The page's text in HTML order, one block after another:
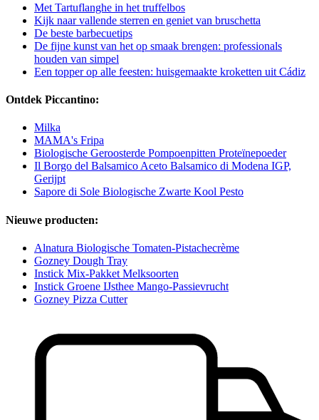
Met Tartuflanghe in het truffelbos
Kijk naar vallende sterren en geniet van bruschetta
De beste barbecuetips
De fijne kunst van het op smaak brengen: professionals
houden van simpel
Een topper op alle feesten: huisgemaakte kroketten uit Cádiz
Ontdek Piccantino:
Milka
MAMA's Fripa
Biologische Geroosterde Pompoenpitten Proteïnepoeder
Il Borgo del Balsamico Aceto Balsamico di Modena IGP,
Gerijpt
Sapore di Sole Biologische Zwarte Kool Pesto
Nieuwe producten:
Alnatura Biologische Tomaten-Pistachecrème
Gozney Dough Tray
Instick Mix-Pakket Melksoorten
Instick Groene IJsthee Mango-Passievrucht
Gozney Pizza Cutter